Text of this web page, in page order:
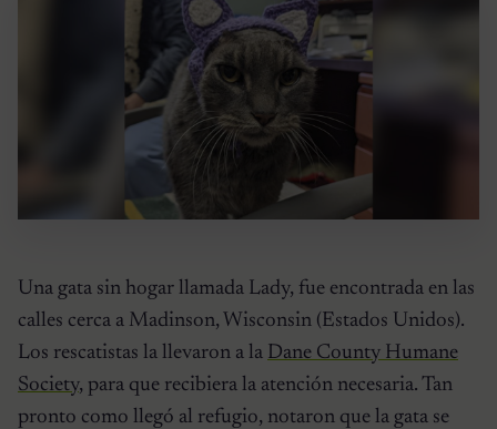
Una gata sin hogar llamada Lady, fue encontrada en las
calles cerca a Madinson, Wisconsin (Estados Unidos).
Los rescatistas la llevaron a la Dane County Humane
Society, para que recibiera la atención necesaria. Tan
pronto como llegó al refugio, notaron que la gata se